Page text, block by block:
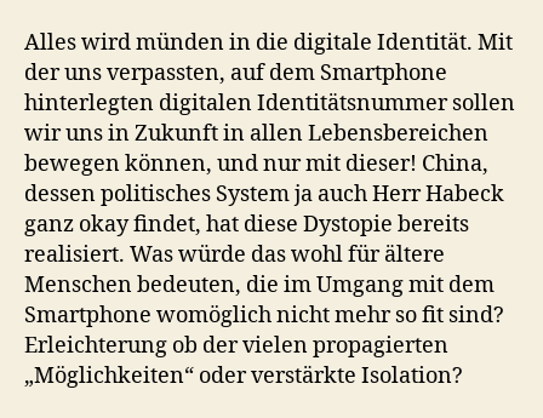
Alles wird münden in die digitale Identität. Mit
der uns verpassten, auf dem Smartphone
hinterlegten digitalen Identitätsnummer sollen
wir uns in Zukunft in allen Lebensbereichen
bewegen können, und nur mit dieser! China,
dessen politisches System ja auch Herr Habeck
ganz okay findet, hat diese Dystopie bereits
realisiert. Was würde das wohl für ältere
Menschen bedeuten, die im Umgang mit dem
Smartphone womöglich nicht mehr so fit sind?
Erleichterung ob der vielen propagierten
„Möglichkeiten“ oder verstärkte Isolation?